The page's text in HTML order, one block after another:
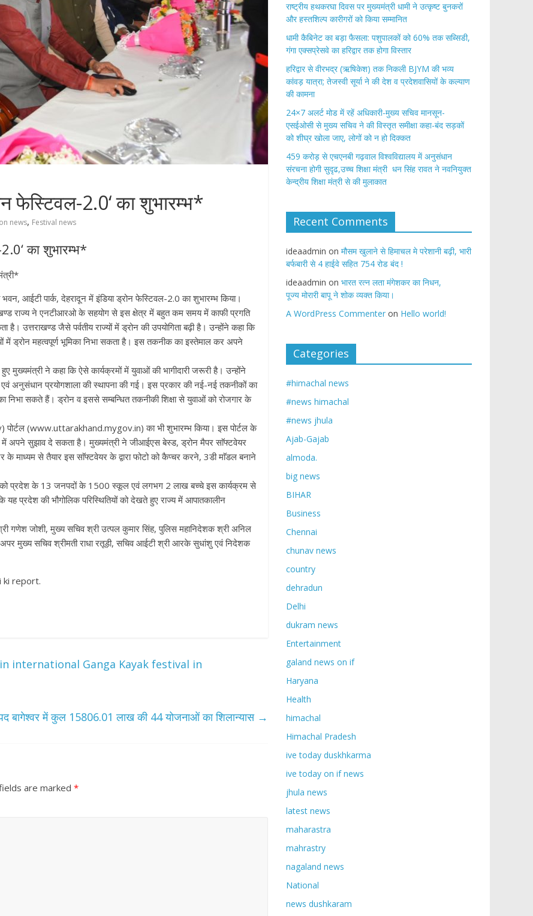
फेस्टिवल-2.0‘ का शुभारम्भ*
news, Festival news
का शुभारम्भ*
भवन, आईटी पार्क, देहरादून में इंडिया ड्रोन फेस्टिवल-2.0 का शुभारम्भ किया।
राज्य ने एनटीआरओ के सहयोग से इस क्षेत्र में बहुत कम समय में काफी प्रगति
उत्तराखण्ड जैसे पर्वतीय राज्यों में ड्रोन की उपयोगिता बढ़ी है। उन्होंने कहा कि
में ड्रोन महत्वपूर्ण भूमिका निभा सकता है। इस तकनीक का इस्तेमाल कर अपने
मुख्यमंत्री ने कहा कि ऐसे कार्यक्रमों में युवाओं की भागीदारी जरूरी है। उन्होंने
अनुसंधान प्रयोगशाला की स्थापना की गई। इस प्रकार की नई-नई तकनीकों का
सकते हैं। ड्रोन व इससे सम्बन्धित तकनीकी शिक्षा से युवाओं को रोजगार के
(www.uttarakhand.mygov.in) का भी शुभारम्भ किया। इस पोर्टल के
में अपने सुझाव दे सकता है। मुख्यमंत्री ने जीआईएस बेस्ड, ड्रोन मैपर साॅफ्टवेयर
माध्यम से तैयार इस साॅफ्टवेयर के द्वारा फोटो को कैप्चर करने, 3डी माॅडल बनाने
को प्रदेश के 13 जनपदों के 1500 स्कूल एवं लगभग 2 लाख बच्चे इस कार्यक्रम से
प्रदेश की भौगोलिक परिस्थितियों को देखते हुए राज्य में आपातकालीन
गणेश जोशी, मुख्य सचिव श्री उत्पल कुमार सिंह, पुलिस महानिदेशक श्री अनिल
मुख्य सचिव श्रीमती राधा रतूड़ी, सचिव आईटी श्री आरके सुधांशु एवं निदेशक
ki report.
international Ganga Kayak festival in
बागेश्वर में कुल 15806.01 लाख की 44 योजनाओं का शिलान्यास →
are marked *
राष्ट्रीय हथकरघा दिवस पर मुख्यमंत्री धामी ने उत्कृष्ट बुनकरों
और हस्तशिल्प कारीगरों को किया सम्मानित
​धामी कैबिनेट का बड़ा फैसला: पशुपालकों को 60% तक सब्सिडी,
गंगा एक्सप्रेसवे का हरिद्वार तक होगा विस्तार
​हरिद्वार से वीरभद्र (ऋषिकेश) तक निकली BJYM की भव्य
कांवड़ यात्रा; तेजस्वी सूर्या ने की देश व प्रदेशवासियों के कल्याण
की कामना
24×7 अलर्ट मोड में रहें अधिकारी-मुख्य सचिव मानसून-
एसईओसी से मुख्य सचिव ने की विस्तृत समीक्षा कहा-बंद सड़कों
को शीघ्र खोला जाए, लोगों को न हो दिक्कत
459 करोड़ से एचएनबी गढ़वाल विश्वविद्यालय में अनुसंधान
संरचना होगी सुदृढ,उच्च शिक्षा मंत्री धन सिंह रावत ने नवनियुक्त
केन्द्रीय शिक्षा मंत्री से की मुलाकात
Recent Comments
ideaadmin on मौसम खुलाने से हिमाचल मे परेशानी बढ़ी, भारी
बर्फबारी से 4 हाईवे सहित 754 रोड बंद !
ideaadmin on भारत रत्न लता मंगेशकर का निधन,
पूज्य मोरारी बापू ने शोक व्यक्त किया।
A WordPress Commenter on Hello world!
Categories
#himachal news
#news himachal
#news jhula
Ajab-Gajab
almoda.
big news
BIHAR
Business
Chennai
chunav news
country
dehradun
Delhi
dukram news
Entertainment
galand news on if
Haryana
Health
himachal
Himachal Pradesh
ive today duskhkarma
ive today on if news
jhula news
latest news
maharastra
mahrastry
nagaland news
National
news dushkaram